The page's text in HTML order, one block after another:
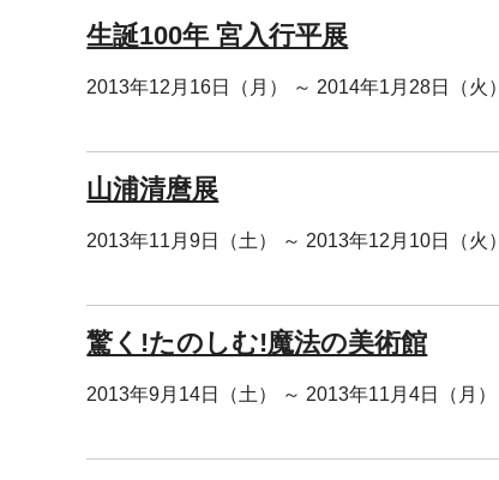
生誕100年 宮入行平展
2013年12月16日（月） ～ 2014年1月28日（火）
山浦清麿展
2013年11月9日（土） ～ 2013年12月10日（火）
驚く!たのしむ!魔法の美術館
2013年9月14日（土） ～ 2013年11月4日（月）